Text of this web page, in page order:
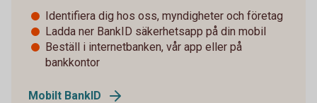
Identifiera dig hos oss, myndigheter och företag
Ladda ner BankID säkerhetsapp på din mobil
Beställ i internetbanken, vår app eller på
bankkontor
Mobilt BankID